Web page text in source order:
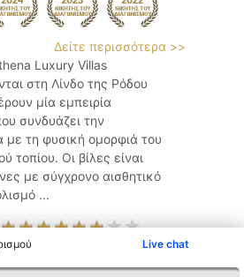
Live chat
Δείτε περισσότερα >>
Luxury Villas
στη Λίνδο της Ρόδου
μία εμπειρία
συνδυάζει την
με τη φυσική ομορφιά του
τοπίου. Οι βίλες είναι
με σύγχρονο αισθητικό
...